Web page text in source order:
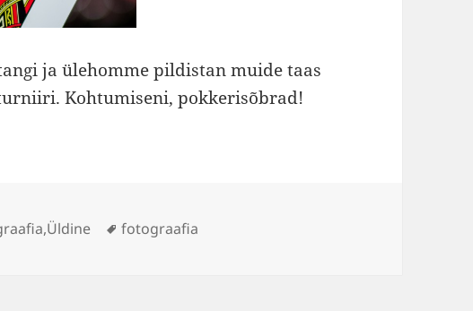
ja ülehomme pildistan muide taas
Kohtumiseni, pokkerisõbrad!
,Üldine Sildid
fotograafia